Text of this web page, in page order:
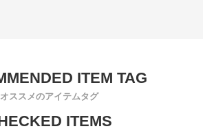
オススメのアイテムタグ